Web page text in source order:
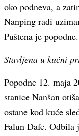
oko podneva, a
Nanping radi
Puštena je popodne.
Stavljena u kućni
Popodne 12. maja
stanice Nanšan
ostane kod kuće
Falun Dafe. Odbila